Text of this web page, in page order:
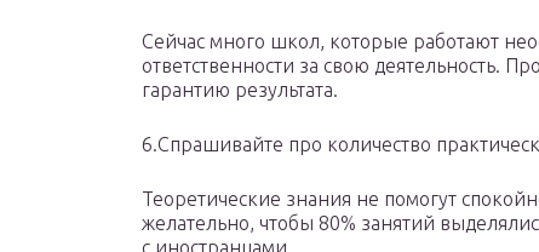
Сейчас много школ, которые работают
ответственности за свою деятельность.
гарантию результата.
6.Спрашивайте про количество
Теоретические знания не помогут
желательно, чтобы 80% занятий
с иностранцами.